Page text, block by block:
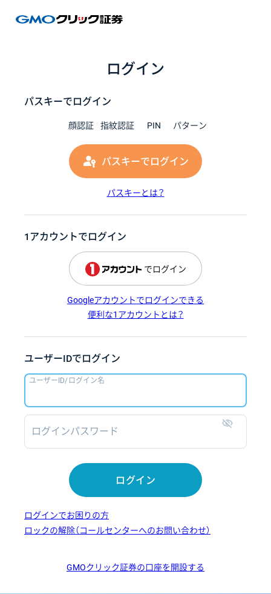
ログイン
パスキーでログイン
顔認証 指紋認証 PIN パターン
パスキーでログイン
パスキーとは？
1アカウントでログイン
でログイン
Googleアカウントでログインできる
便利な1アカウントとは？
ユーザーIDでログイン
ユーザーID/ログイン名
ログインパスワード
ログイン
ログインでお困りの方
ロックの解除（コールセンターへのお問い合わせ）
GMOクリック証券の口座を開設する